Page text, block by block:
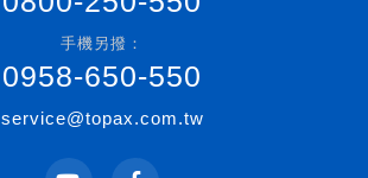
手機另撥：
0958-650-550
service@topax.com.tw